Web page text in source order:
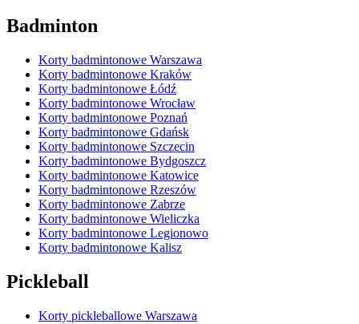
Badminton
Korty badmintonowe Warszawa
Korty badmintonowe Kraków
Korty badmintonowe Łódź
Korty badmintonowe Wrocław
Korty badmintonowe Poznań
Korty badmintonowe Gdańsk
Korty badmintonowe Szczecin
Korty badmintonowe Bydgoszcz
Korty badmintonowe Katowice
Korty badmintonowe Rzeszów
Korty badmintonowe Zabrze
Korty badmintonowe Wieliczka
Korty badmintonowe Legionowo
Korty badmintonowe Kalisz
Pickleball
Korty pickleballowe Warszawa